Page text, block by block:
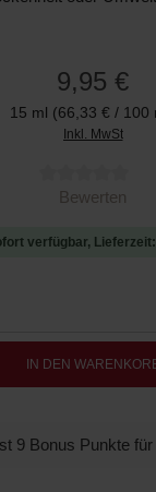
9,95 €
15 ml (66,33 € / 100
Inkl. MwSt
von 0 von
Bewerten
verfügbar, Lieferzeit:
Gib den
IN DEN
9 Bonus Punkte